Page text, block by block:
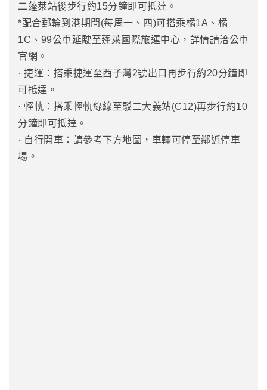
二蓬萊站後步行約15分鐘即可抵達。
*配合郵輪到港期間(每周一、四)可搭乘橘1A、橘
1C、99公車延駛至蓬萊國際旅運中心，詳情請洽公車
官網。
· 捷運：搭乘捷運至西子灣2號出口再步行約20分鐘即
可抵達。
· 輕軌：搭乘輕軌綠線至駁二大義站(C12)再步行約10
分鐘即可抵達。
· 自行開車：請參考下方地圖，車輛可停至鄰近停車
場。